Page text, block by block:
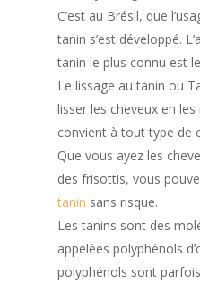
C’est au Brésil, que
tanin s’est développé.
tanin le plus connu est
Le lissage au tanin ou
lisser les cheveux en
convient à tout type de
Que vous ayez les
des frisottis, vous
tanin sans risque.
Les tanins sont des
appelées polyphénols
polyphénols sont